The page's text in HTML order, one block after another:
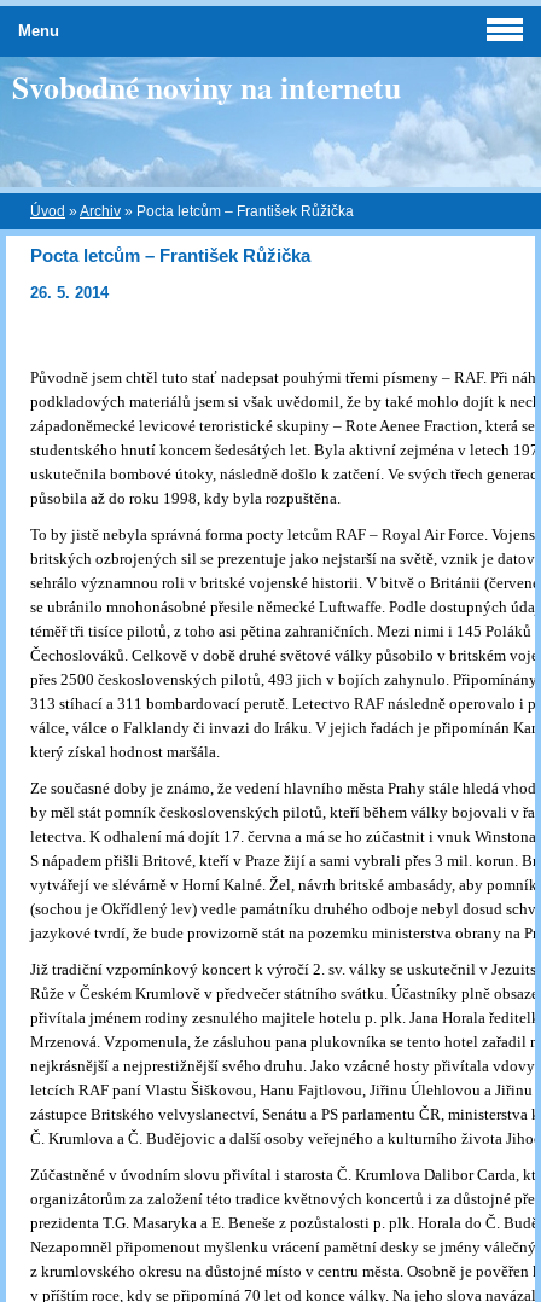
Svobodné noviny na internetu
Úvod »Archiv » Pocta letcům – František Růžička
Pocta letcům – František Růžička
26. 5. 2014
Původně jsem chtěl tuto stať nadepsat pouhými třemi písmeny – RAF. Při
podkladových materiálů jsem si však uvědomil, že by také mohlo dojít k
západoněmecké levicové teroristické skupiny – Rote Aenee Fraction, která se
studentského hnutí koncem šedesátých let. Byla aktivní zejména v letech
uskutečnila bombové útoky, následně došlo k zatčení. Ve svých třech
působila až do roku 1998, kdy byla rozpuštěna.
To by jistě nebyla správná forma pocty letcům RAF – Royal Air Force.
britských ozbrojených sil se prezentuje jako nejstarší na světě, vznik je
sehrálo významnou roli v britské vojenské historii. V bitvě o Británii
se ubránilo mnohonásobné přesile německé Luftwaffe. Podle dostupných
téměř tři tisíce pilotů, z toho asi pětina zahraničních. Mezi nimi i 145 Poláků
Čechoslováků. Celkově v době druhé světové války působilo v britském
přes 2500 československých pilotů, 493 jich v bojích zahynulo. Připomínány
313 stíhací a 311 bombardovací perutě. Letectvo RAF následně operovalo i
válce, válce o Falklandy či invazi do Iráku. V jejich řadách je připomínán
který získal hodnost maršála.
Ze současné doby je známo, že vedení hlavního města Prahy stále hledá
by měl stát pomník československých pilotů, kteří během války bojovali v
letectva. K odhalení má dojít 17. června a má se ho zúčastnit i vnuk
S nápadem přišli Britové, kteří v Praze žijí a sami vybrali přes 3 mil. korun.
vytvářejí ve slévárně v Horní Kalné. Žel, návrh britské ambasády, aby
(sochou je Okřídlený lev) vedle památníku druhého odboje nebyl dosud
jazykové tvrdí, že bude provizorně stát na pozemku ministerstva obrany na
Již tradiční vzpomínkový koncert k výročí 2. sv. války se uskutečnil v
Růže v Českém Krumlově v předvečer státního svátku. Účastníky plně
přivítala jménem rodiny zesnulého majitele hotelu p. plk. Jana Horala
Mrzenová. Vzpomenula, že zásluhou pana plukovníka se tento hotel zařadil
nejkrásnější a nejprestižnější svého druhu. Jako vzácné hosty přivítala vdovy
letcích RAF paní Vlastu Šiškovou, Hanu Fajtlovou, Jiřinu Úlehlovou a Jiřinu
zástupce Britského velvyslanectví, Senátu a PS parlamentu ČR, ministerstva
Č. Krumlova a Č. Budějovic a další osoby veřejného a kulturního života
Zúčastněné v úvodním slovu přivítal i starosta Č. Krumlova Dalibor Carda,
organizátorům za založení této tradice květnových koncertů i za důstojné
prezidenta T.G. Masaryka a E. Beneše z pozůstalosti p. plk. Horala do Č.
Nezapomněl připomenout myšlenku vrácení pamětní desky se jmény
z krumlovského okresu na důstojné místo v centru města. Osobně je pověřen
v příštím roce, kdy se připomíná 70 let od konce války. Na jeho slova
Menu